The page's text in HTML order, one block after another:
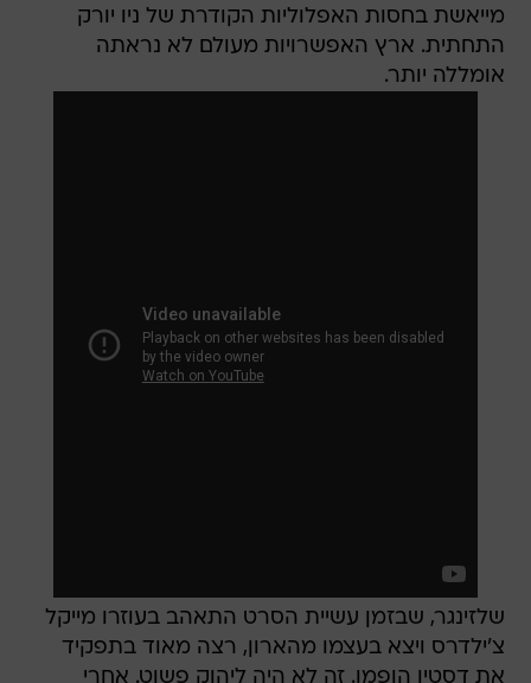
מייאשת בחסות האפלוליות הקודרת של ניו יורק
התחתית. ארץ האפשרויות מעולם לא נראתה
אומללה יותר.
שלזינגר, שבזמן עשיית הסרט התאהב בעוזרו מייקל
צ'ילדרס ויצא בעצמו מהארון, רצה מאוד בתפקיד
את דסטין הופמן. זה לא היה ליהוק פשוט. אחרי